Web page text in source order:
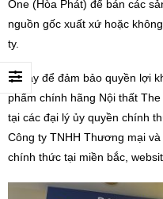
One (Hòa Phát) để bán các
nguồn gốc xuất xứ hoặc
ty.
Vì vậy để đảm bảo quyền lợi
phẩm chính hãng Nội thất
tại các đại lý ủy quyền chính
Công ty TNHH Thương mại
chính thức tại miền bắc,